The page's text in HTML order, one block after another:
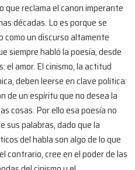
reclama el canon imperante
décadas. Lo es porque se
como un discurso altamente
siempre habló la poesía, desde
el amor. El cinismo, la actitud
deben leerse en clave política:
de un espíritu que no desea la
cosas. Por ello esa poesía no
sus palabras, dado que la
del habla son algo de lo que
contrario, cree en el poder de las